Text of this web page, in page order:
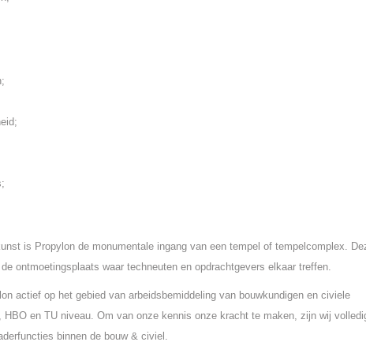
is Propylon de monumentale ingang van een tempel of tempelcomplex.
ontmoetingsplaats waar techneuten en opdrachtgevers elkaar treffen.
actief op het gebied van arbeidsbemiddeling van bouwkundigen en civiele
HBO en TU niveau. Om van onze kennis onze kracht te maken, zijn wij
binnen de bouw & civiel.